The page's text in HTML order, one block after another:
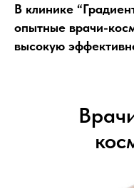
В клинике
опытные врачи-
высокую